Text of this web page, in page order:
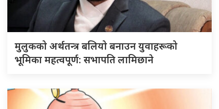
मुलुकको अर्थतन्त्र बलियो बनाउन युवाहरूको
भूमिका महत्वपूर्ण: सभापति लामिछाने